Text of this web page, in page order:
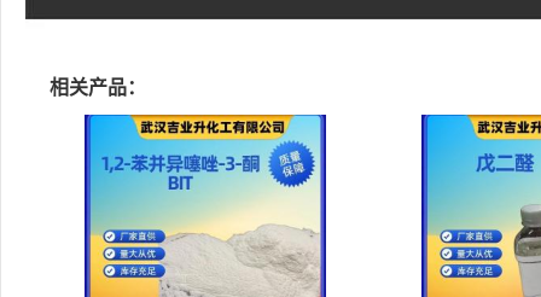
相关产品：